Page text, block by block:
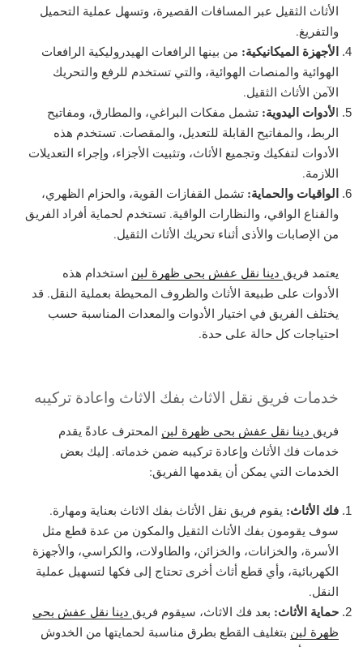
الأثاث الثقيل عبر المسافات القصيرة، وتسهل عملية التحميل
والتفريغ.
الأجهزة الميكانيكية: من بينها الرافعات الهيدروليكية الرافعات
الهوائية والمنصات الهوائية، والتي تستخدم للرفع والتحريك
الآمن الأثاث الثقيل.
الأدوات اليدوية: تشمل مفكات البراغي، والمطارق، ومفاتيح
الربط، والمفاتيح القابلة للتعديل، والمقصات. تستخدم هذه
الأدوات لتفكيك وتجميع الأثاث، وتثبيت الأجزاء، وإجراء التعديلات
اللازمة.
الواقيات والحماية: تشمل القفازات القوية، والحزام الظهري،
والقناع الواقي، والنظارات الواقية. تستخدم لحماية أفراد الفريق
من الإصابات والأذى أثناء تحريك الأثاث الثقيل.
يعتمد فريق دينا نقل عفش بحي ظهرة لبن استخدام هذه
الأدوات على طبيعة الأثاث والظروف المحيطة بعملية النقل. قد
يختلف الفريق في اختيار الأدوات والمعدات المناسبة حسب
احتياجات كل حالة على حدة.
خدمات فريق نقل الاثاث بفك الاثاث واعادة تركيبه
فريق دينا نقل عفش بحي ظهرة لبن المحترف عادةً يقدم
خدمات فك الأثاث وإعادة تركيبه ضمن خدماته. إليك بعض
الخدمات التي يمكن أن يقدمها الفريق:
فك الأثاث: يقوم فريق نقل الأثاث بفك الاثاث بعناية ومهارة.
سوف يقومون بفك الأثاث الثقيل والمكون من عدة قطع مثل
الأسرة، والخزانات، والخزائن، والطاولات، والكراسي، والأجهزة
الكهربائية، وأي قطع أثاث أخرى تحتاج إلى فكها لتسهيل عملية
النقل.
حماية الأثاث: بعد فك الاثاث، سيقوم فريق دينا نقل عفش بحي
ظهرة لبن بتغليف القطع بطرق مناسبة لحمايتها من الخدوش